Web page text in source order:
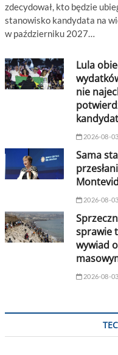
zdecydował, kto będzie
stanowisko kandydata na
w październiku 2027…
Lula
nie
2026-08-03
Sama
2026-08-03
sprawie
wywiad
2026-08-03